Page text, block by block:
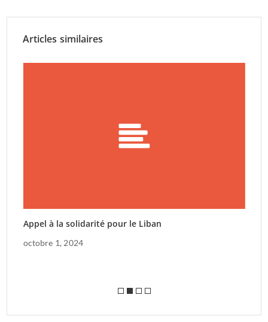
Articles similaires
Appel à la solidarité pour le Liban
octobre 1, 2024